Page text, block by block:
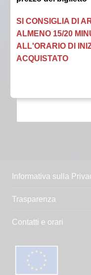
Informativa sulla
Trasparenza
Contatti e orari
SI CONSIGLIA DI
ALMENO 15/20
ALL'ORARIO DI
ACQUISTATO